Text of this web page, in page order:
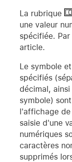
La rubrique
une valeur
spécifiée.
article.
Le symbole
spécifiés
décimal,
symbole)
l'affichage de
saisie d'une
numériques
caractères
supprimés